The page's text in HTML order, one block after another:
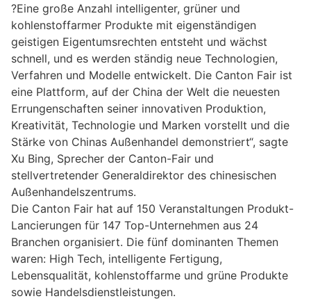
?Eine große Anzahl intelligenter, grüner und
kohlenstoffarmer Produkte mit eigenständigen
geistigen Eigentumsrechten entsteht und wächst
schnell, und es werden ständig neue Technologien,
Verfahren und Modelle entwickelt. Die Canton Fair ist
eine Plattform, auf der China der Welt die neuesten
Errungenschaften seiner innovativen Produktion,
Kreativität, Technologie und Marken vorstellt und die
Stärke von Chinas Außenhandel demonstriert“, sagte
Xu Bing, Sprecher der Canton-Fair und
stellvertretender Generaldirektor des chinesischen
Außenhandelszentrums.
Die Canton Fair hat auf 150 Veranstaltungen Produkt-
Lancierungen für 147 Top-Unternehmen aus 24
Branchen organisiert. Die fünf dominanten Themen
waren: High Tech, intelligente Fertigung,
Lebensqualität, kohlenstoffarme und grüne Produkte
sowie Handelsdienstleistungen.